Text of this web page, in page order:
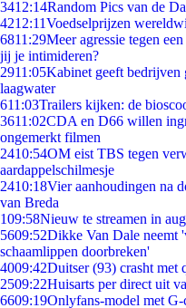
3412:14Random Pics van de
4212:11Voedselprijzen
6811:29Meer agressie tegen
jij je intimideren?
2911:05Kabinet geeft bedrijven
laagwater
611:03Trailers kijken: de
3611:02CDA en D66 willen
ongemerkt filmen
2410:54OM eist TBS tegen
aardappelschilmesje
2410:18Vier aanhoudingen na
van Breda
109:58Nieuw te streamen in
5609:52Dikke Van Dale neemt
schaamlippen doorbreken'
4009:42Duitser (93) crasht met
2509:22Huisarts per direct uit
6609:19Onlyfans-model met